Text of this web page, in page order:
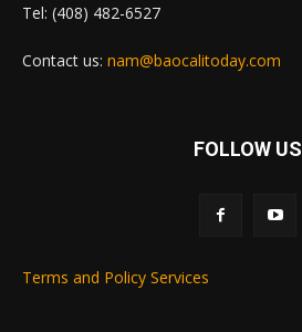
Tel: (408) 482-6527
Contact us: nam@baocalitoday.com
FOLLOW US
Terms and Policy Services